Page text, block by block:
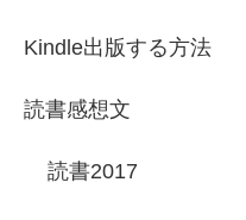
Kindle出版する方法
読書感想文
読書2017